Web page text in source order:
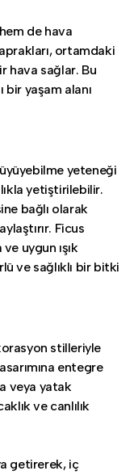
de hava
ortamdaki
hava sağlar. Bu
bir yaşam alanı
yeteneği
yetiştirilebilir.
bağlı olarak
Ficus
uygun ışık
ve sağlıklı bir bitki
stilleriyle
entegre
veya yatak
ve canlılık
getirerek, iç